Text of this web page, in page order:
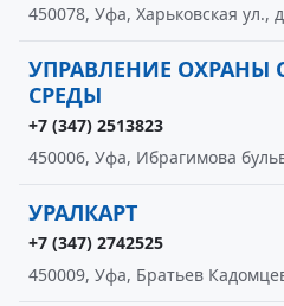
450078, Уфа, Харьковская ул.,
УПРАВЛЕНИЕ
СРЕДЫ
+7 (347) 2513823
450006, Уфа, Ибрагимова
УРАЛКАРТ
+7 (347) 2742525
450009, Уфа, Братьев